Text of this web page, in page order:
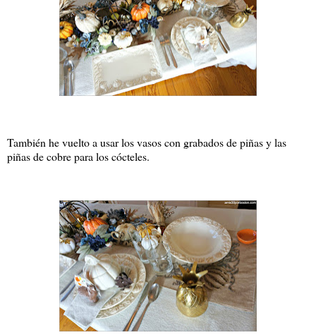
También he vuelto a usar los vasos con grabados de piñas y las
piñas de cobre para los cócteles.